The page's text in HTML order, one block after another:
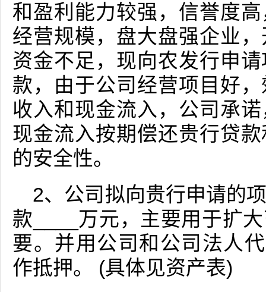
和盈利能力较强，信誉度
经营规模，盘大盘强企业
资金不足，现向农发行申
款，由于公司经营项目好
收入和现金流入，公司承
现金流入按期偿还贵行贷
的安全性。
2、公司拟向贵行申请的
款____万元，主要用于扩
要。并用公司和公司法人
作抵押。 (具体见资产表)